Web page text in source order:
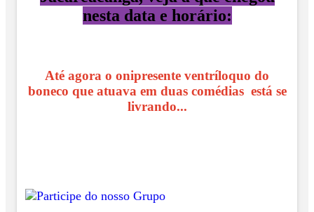
nesta data e horário:
Até agora o onipresente ventríloquo do
boneco que atuava em duas comédias está se
livrando...